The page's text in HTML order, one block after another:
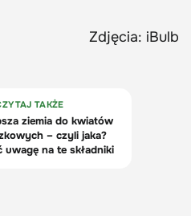
Zdjęcia: iBulb